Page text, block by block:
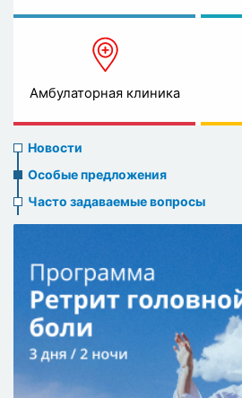
Амбулаторная клиника
News
menu
Новости
Особые предложения
Часто задаваемые вопросы